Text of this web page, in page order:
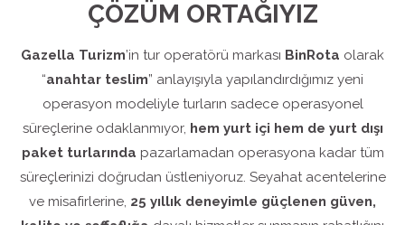
ÇÖZÜM ORTAĞIYIZ
Gazella Turizm’in tur operatörü markası BinRota olarak
“anahtar teslim” anlayışıyla yapılandırdığımız yeni
operasyon modeliyle turların sadece operasyonel
süreçlerine odaklanmıyor, hem yurt içi hem de yurt dışı
paket turlarında pazarlamadan operasyona kadar tüm
süreçlerinizi doğrudan üstleniyoruz. Seyahat acentelerine
ve misafirlerine, 25 yıllık deneyimle güçlenen güven,